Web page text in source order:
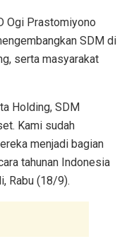
Ogi Prastomiyono
SDM di
serta masyarakat
Holding, SDM
Kami sudah
menjadi bagian
tahunan Indonesia
Rabu (18/9).